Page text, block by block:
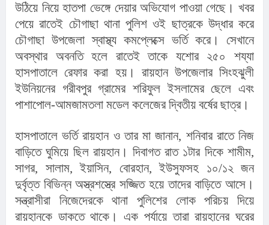
উঠিয়ে নিয়ে হাতপা ভেঙ্গে দেয়ার অভিযোগ পাওয়া গেছে। খবর
পেয়ে রাতেই চৌগাছা থানা পুলিশ ওই ছাত্রকে উদ্ধার করে
চৌগাছা উপজেলা স্বাস্থ্য কমপ্লেক্সে ভর্তি করে। সেখানে
অবস্থার অবনতি হলে রাতেই তাকে যশোর ২৫০ শয্যা
হাসপাতালে রেফার করা হয়। রায়হান উপজেলার সিংহঝুলী
ইউনিয়নের গরীবপুর গ্রামের শরিফুল ইসলামের ছেলে এবং
পাশাপোল-আমজামতলা মডেল কলেজের দ্বিতীয় বর্ষের ছাত্র।
হাসপাতালে ভর্তি রায়হান ও তার মা জানান, শনিবার রাতে নিজ
বাড়িতে ঘুমিয়ে ছিল রায়হান। দিবাগত রাত ১টার দিকে শামীম,
সাগর, সালাম, ইয়াসিন, বোরহান, ইউসুফসহ ১০/১২ জন
দুর্বৃত্ত বিভিন্ন অস্ত্রশস্ত্রে সজ্জিত হয়ে তাদের বাড়িতে আসে।
সন্ত্রাসীরা নিজেদেরকে থানা পুলিশের লোক পরিচয় দিয়ে
রায়হানকে ডাকতে থাকে। এক পর্যায়ে তারা রায়হানের ঘরের